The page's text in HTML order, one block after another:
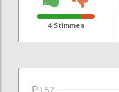
4 Stimmen